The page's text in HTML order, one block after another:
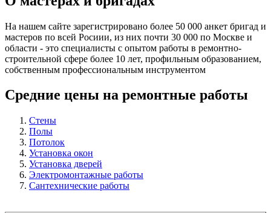
На нашем сайте зарегистрировано более 50 000 анкет бригад и
мастеров по всей Росиии, из них почти 30 000 по Москве и
области - это специалисты с опытом работы в ремонтно-
строительной сфере более 10 лет, профильным образованием,
собственным профессиональным инструментом
Средние цены на ремонтные работы
Стены
Полы
Потолок
Установка окон
Установка дверей
Электромонтажные работы
Сантехнические работы